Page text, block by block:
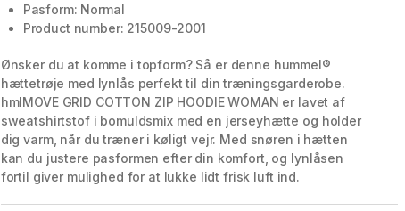
Pasform: Normal
Product number: 215009-2001
Ønsker du at komme i topform? Så er denne hummel®
hættetrøje med lynlås perfekt til din træningsgarderobe.
hmlMOVE GRID COTTON ZIP HOODIE WOMAN er lavet af
sweatshirtstof i bomuldsmix med en jerseyhætte og holder
dig varm, når du træner i køligt vejr. Med snøren i hætten
kan du justere pasformen efter din komfort, og lynlåsen
fortil giver mulighed for at lukke lidt frisk luft ind.